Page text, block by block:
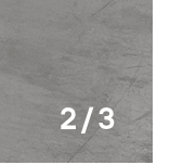
2 / 3